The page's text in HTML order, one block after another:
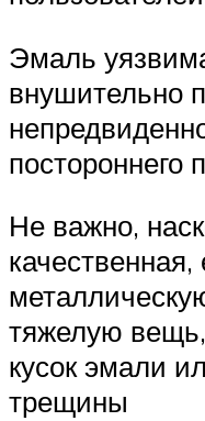
Эмаль
внушительно
постороннего
Не важно,
тяжелую
кусок эмали
трещины